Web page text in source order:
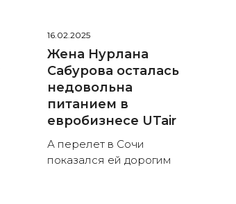
16.02.2025
Жена Нурлана
Сабурова осталась
недовольна
питанием в
евробизнесе UTair
А перелет в Сочи
показался ей дорогим